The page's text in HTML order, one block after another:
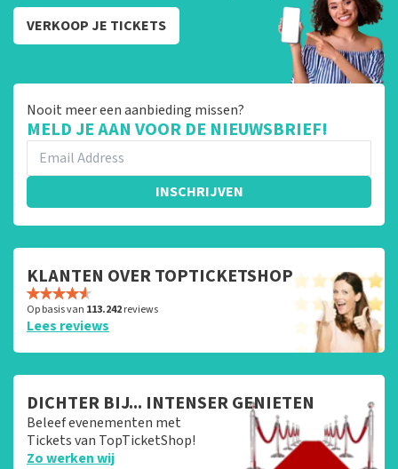
VERKOOP JE TICKETS
Nooit meer een aanbieding missen?
MELD JE AAN VOOR DE NIEUWSBRIEF!
INSCHRIJVEN
KLANTEN OVER TOPTICKETSHOP
Op basis van 113.242reviews
Lees reviews
DICHTER BIJ... INTENSER GENIETEN
Beleef evenementen met
Tickets van TopTicketShop!
Zo werken wij